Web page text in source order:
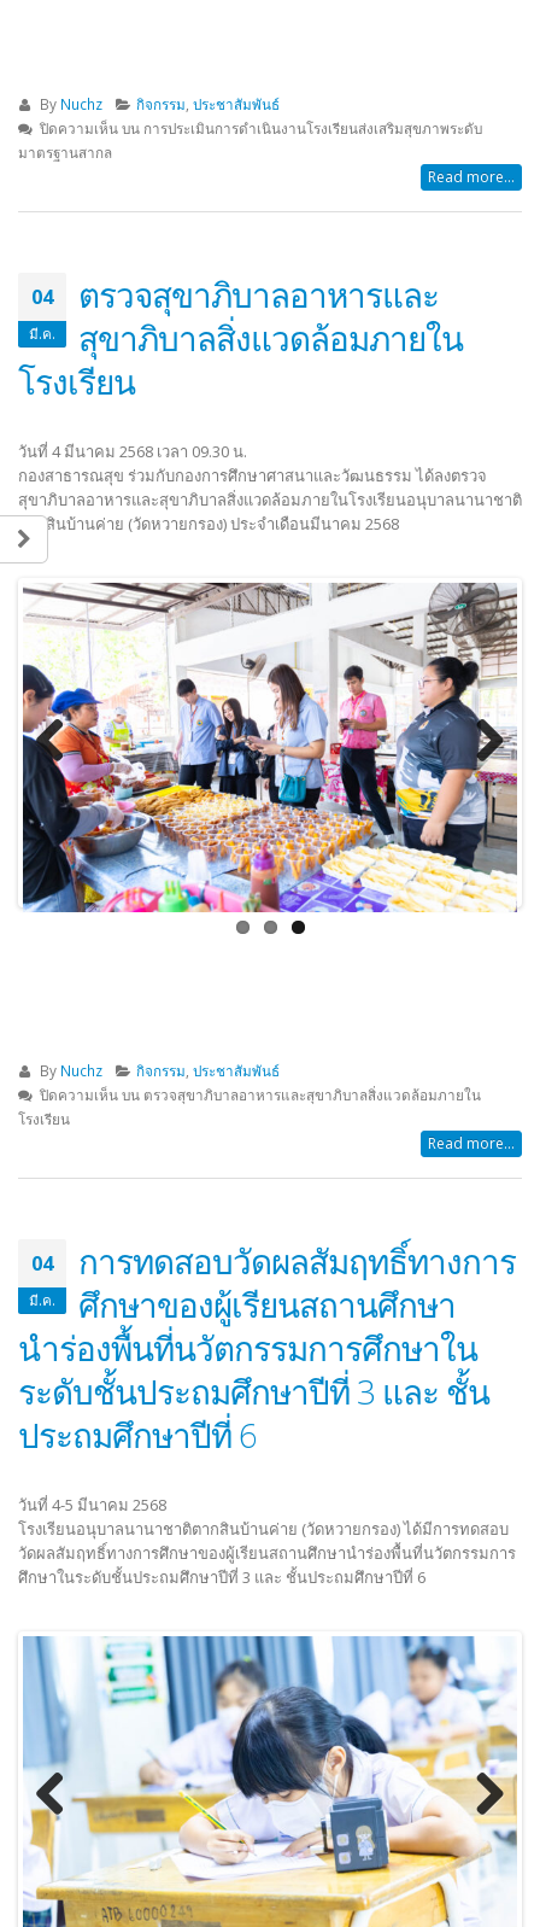
By Nuchz กิจกรรม ,ประชาสัมพันธ์
ปิดความเห็นบน การประเมินการดำเนินงานโรงเรียนส่งเสริมสุขภาพระดับ
มาตรฐานสากล
Read more...
04
มี.ค.
ตรวจสุขาภิบาลอาหารและ
สุขาภิบาลสิ่งแวดล้อมภายใน
โรงเรียน
วันที่ 4 มีนาคม 2568 เวลา 09.30 น.
กองสาธารณสุข ร่วมกับกองการศึกษาศาสนาและวัฒนธรรม ได้ลงตรวจ
สุขาภิบาลอาหารและสุขาภิบาลสิ่งแวดล้อมภายในโรงเรียนอนุบาลนานาชาติ
ตากสินบ้านค่าย (วัดหวายกรอง) ประจำเดือนมีนาคม 2568
Previous Next
By Nuchz กิจกรรม ,ประชาสัมพันธ์
ปิดความเห็นบน ตรวจสุขาภิบาลอาหารและสุขาภิบาลสิ่งแวดล้อมภายใน
โรงเรียน
Read more...
04
มี.ค.
การทดสอบวัดผลสัมฤทธิ์ทางการ
ศึกษาของผู้เรียนสถานศึกษา
นำร่องพื้นที่นวัตกรรมการศึกษาใน
ระดับชั้นประถมศึกษาปีที่ 3 และ ชั้น
ประถมศึกษาปีที่ 6
วันที่ 4-5 มีนาคม 2568
โรงเรียนอนุบาลนานาชาติตากสินบ้านค่าย (วัดหวายกรอง) ได้มีการทดสอบ
วัดผลสัมฤทธิ์ทางการศึกษาของผู้เรียนสถานศึกษานำร่องพื้นที่นวัตกรรมการ
ศึกษาในระดับชั้นประถมศึกษาปีที่ 3 และ ชั้นประถมศึกษาปีที่ 6
Previous Next
ประกาศองค์การบริหารส่วนจังหวัดระยอง
เรื่อง ประกาศผู้ชนะการเสนอราคา
ประกวดราคาจ้างก่อสร้างโครงการ
ภายในพื้นที่โรงเรียนฯ ด้วยวิธีปรกวดราคา
อิเล็กทรอนิกส์ (e-bidding)
21/07/2026
ปรับปรุงอาคารอเนกประสงค์ (โดมแดง)
ภายในพื้นที่โรงเรียนฯ
10/07/2026
ร่าง ประกาศ องค์การบริหารส่วนจังหวัด
ระยอง เรื่อง ประกวดราคาจ้างก่อสร้าง
โครงการปรับปรุงอาคารอเนกประสงค์
(โดมแดง) ภายในพื้นที่โรงเรียนฯ
06/06/2026
ประกาศ ประกวดราคาซื้อโครง
ประกาศ ผู้ชนะการเสนอราคา
ราคาซื้อโครงการจัดซื้อหนังสื
10/04/2026
ประกาศ เรื่อง ประกวดราคาซื้อ
จัดซื้อหนังสือเรียนฉบับภาษาจี
ภาษาอังกฤษ ด้วยวิธีประกวดร
อิเล็กทรอนิกส์ (e-bidding)
01/04/2026